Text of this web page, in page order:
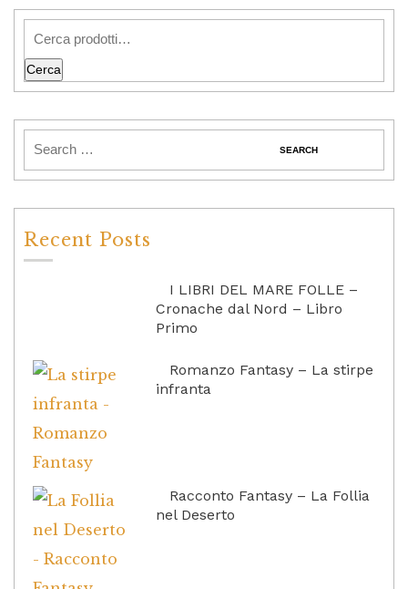
Cerca
Recent Posts
I LIBRI DEL MARE FOLLE –
Cronache dal Nord – Libro
Primo
Romanzo Fantasy – La stirpe
infranta
Racconto Fantasy – La Follia
nel Deserto